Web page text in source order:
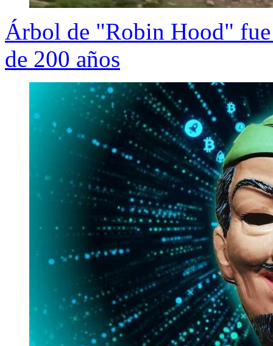
Árbol de "Robin Hood" fue
de 200 años